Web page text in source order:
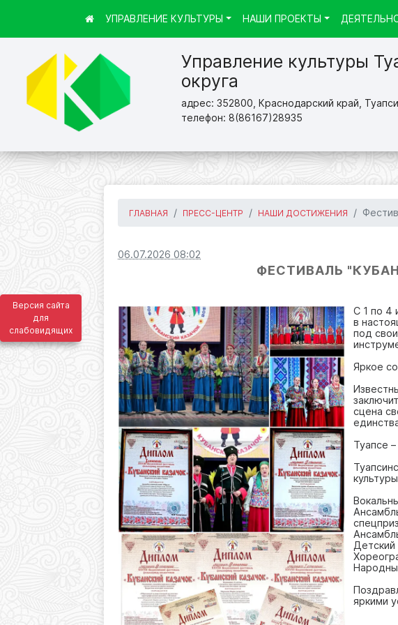
Версия сайта
для
слабовидящих
Управление культуры
округа
адрес: 352800, Краснодарский край,
телефон: 8(86167)28935
УПРАВЛЕНИЕ КУЛЬТУРЫ НАШИ ПРОЕКТЫ
ГЛАВНАЯ ПРЕСС-ЦЕНТР НАШИ ДОСТИЖЕНИЯ
06.07.2026 08:02
ФЕСТИВАЛЬ
С 1 по 4
в
под
Яркое
сцена
Туапсе
Детский
яркими